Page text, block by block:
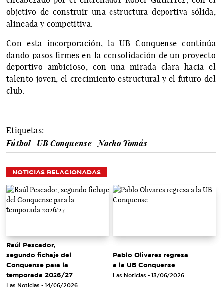
objetivo de construir una estructura deportiva sólida,
alineada y competitiva.
Con esta incorporación, la UB Conquense continúa
dando pasos firmes en la consolidación de un proyecto
deportivo ambicioso, con una mirada clara hacia el
talento joven, el crecimiento estructural y el futuro del
club.
Etiquetas:
Fútbol
UB Conquense Nacho Tomás
NOTICIAS RELACIONADAS
Raúl Pescador,
segundo fichaje del
Conquense para la
temporada 2026/27
Las Noticias - 14/06/2026
Pablo Olivares regresa
a la UB Conquense
Las Noticias - 13/06/2026